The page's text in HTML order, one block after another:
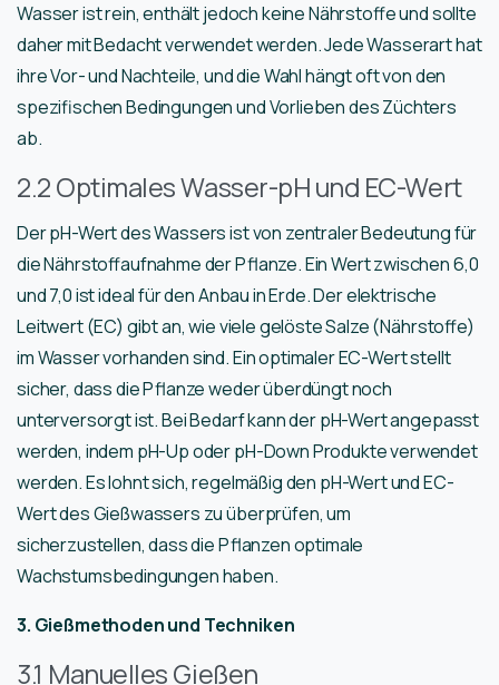
Wasser ist rein, enthält jedoch keine Nährstoffe und sollte
daher mit Bedacht verwendet werden. Jede Wasserart hat
ihre Vor- und Nachteile, und die Wahl hängt oft von den
spezifischen Bedingungen und Vorlieben des Züchters
ab.
2.2 Optimales Wasser-pH und EC-Wert
Der pH-Wert des Wassers ist von zentraler Bedeutung für
die Nährstoffaufnahme der Pflanze. Ein Wert zwischen 6,0
und 7,0 ist ideal für den Anbau in Erde. Der elektrische
Leitwert (EC) gibt an, wie viele gelöste Salze (Nährstoffe)
im Wasser vorhanden sind. Ein optimaler EC-Wert stellt
sicher, dass die Pflanze weder überdüngt noch
unterversorgt ist. Bei Bedarf kann der pH-Wert angepasst
werden, indem pH-Up oder pH-Down Produkte verwendet
werden. Es lohnt sich, regelmäßig den pH-Wert und EC-
Wert des Gießwassers zu überprüfen, um
sicherzustellen, dass die Pflanzen optimale
Wachstumsbedingungen haben.
3. Gießmethoden und Techniken
3.1 Manuelles Gießen